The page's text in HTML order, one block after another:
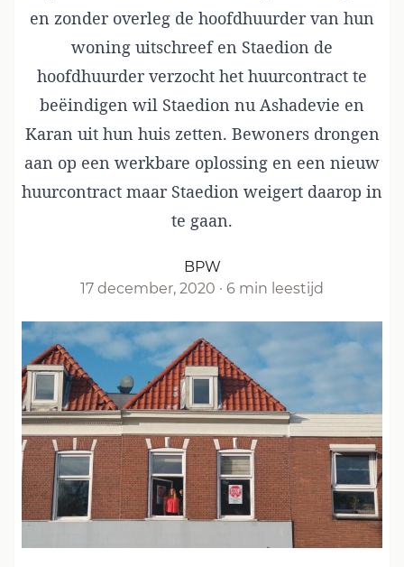
en zonder overleg de hoofdhuurder van hun
woning uitschreef en Staedion de
hoofdhuurder verzocht het huurcontract te
beëindigen wil Staedion nu Ashadevie en
Karan uit hun huis zetten. Bewoners drongen
aan op een werkbare oplossing en een nieuw
huurcontract maar Staedion weigert daarop in
te gaan.
BPW
17 december, 2020 · 6 min leestijd